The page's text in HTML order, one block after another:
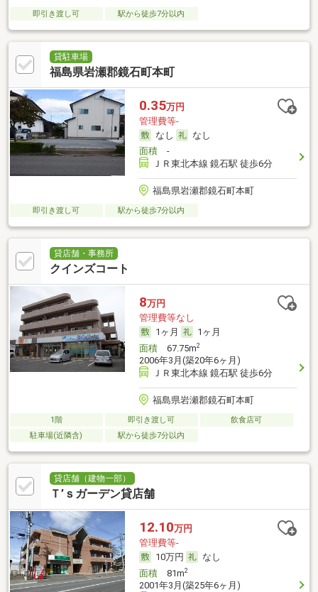
即引き渡し可 駅から徒歩7分以内
貸駐車場
福島県岩瀬郡鏡石町本町
0.35万円
管理費等-
なし
なし
面積-
ＪＲ東北本線 鏡石駅 徒歩6分
福島県岩瀬郡鏡石町本町
即引き渡し可 駅から徒歩7分以内
貸店舗・事務所
クインズコート
8万円
管理費等なし
1ヶ月
1ヶ月
面積67.75m2
2006年3月(築20年6ヶ月)
ＪＲ東北本線 鏡石駅 徒歩6分
福島県岩瀬郡鏡石町本町
1階 即引き渡し可
飲食店可
駐車場(近隣含)
駅から徒歩7分以内
貸店舗（建物一部）
Ｔ’ｓガーデン貸店舗
12.10万円
管理費等-
10万円
なし
面積81m2
2001年3月(築25年6ヶ月)